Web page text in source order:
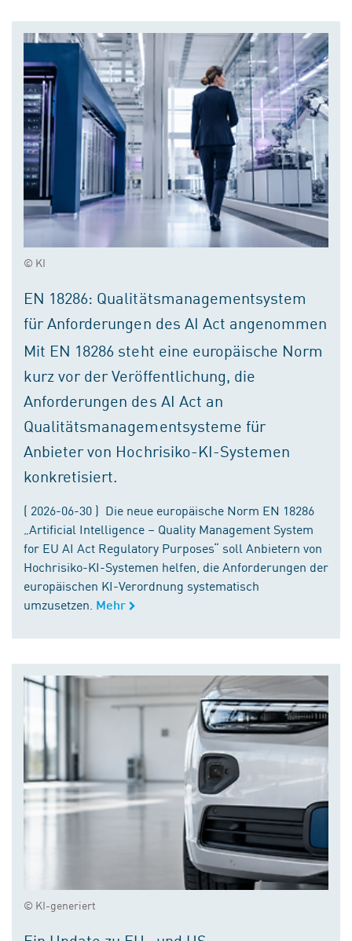
© KI
EN 18286: Qualitätsmanagementsystem
für Anforderungen des AI Act angenommen
Mit EN 18286 steht eine europäische Norm
kurz vor der Veröffentlichung, die
Anforderungen des AI Act an
Qualitätsmanagementsysteme für
Anbieter von Hochrisiko-KI-Systemen
konkretisiert.
( 2026-06-30 ) Die neue europäische Norm EN 18286
„Artificial Intelligence – Quality Management System
for EU AI Act Regulatory Purposes“ soll Anbietern von
Hochrisiko-KI-Systemen helfen, die Anforderungen der
europäischen KI-Verordnung systematisch
umzusetzen. Mehr
© KI-generiert